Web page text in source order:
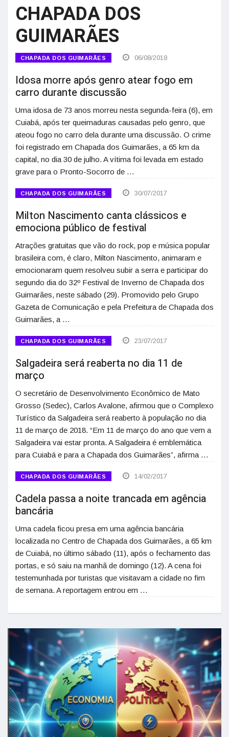
CHAPADA DOS
GUIMARÃES
CHAPADA DOS GUIMARÃES 06/08/2018
Idosa morre após genro atear fogo em
carro durante discussão
Uma idosa de 73 anos morreu nesta segunda-feira (6), em
Cuiabá, após ter queimaduras causadas pelo genro, que
ateou fogo no carro dela durante uma discussão. O crime
foi registrado em Chapada dos Guimarães, a 65 km da
capital, no dia 30 de julho. A vítima foi levada em estado
grave para o Pronto-Socorro de …
CHAPADA DOS GUIMARÃES 30/07/2017
Milton Nascimento canta clássicos e
emociona público de festival
Atrações gratuitas que vão do rock, pop e música popular
brasileira com, é claro, Milton Nascimento, animaram e
emocionaram quem resolveu subir a serra e participar do
segundo dia do 32º Festival de Inverno de Chapada dos
Guimarães, neste sábado (29). Promovido pelo Grupo
Gazeta de Comunicação e pela Prefeitura de Chapada dos
Guimarães, a …
CHAPADA DOS GUIMARÃES 23/07/2017
Salgadeira será reaberta no dia 11 de
março
O secretário de Desenvolvimento Econômico de Mato
Grosso (Sedec), Carlos Avalone, afirmou que o Complexo
Turístico da Salgadeira será reaberto à população no dia
11 de março de 2018. “Em 11 de março do ano que vem a
Salgadeira vai estar pronta. A Salgadeira é emblemática
para Cuiabá e para a Chapada dos Guimarães”, afirma …
CHAPADA DOS GUIMARÃES 14/02/2017
Cadela passa a noite trancada em agência
bancária
Uma cadela ficou presa em uma agência bancária
localizada no Centro de Chapada dos Guimarães, a 65 km
de Cuiabá, no último sábado (11), após o fechamento das
portas, e só saiu na manhã de domingo (12). A cena foi
testemunhada por turistas que visitavam a cidade no fim
de semana. A reportagem entrou em …